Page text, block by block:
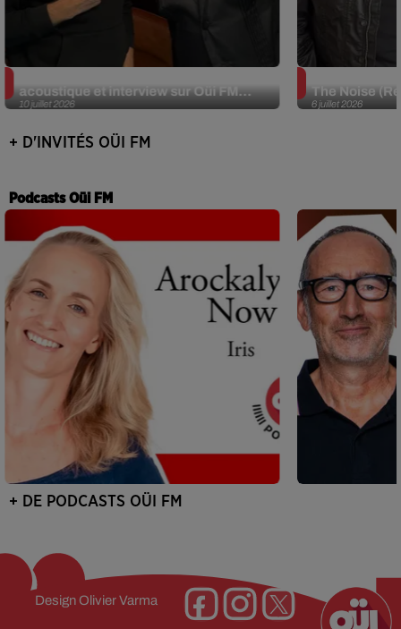
10 juillet 2026
acoustique et interview sur Oüi FM...
6 juillet 2026
The Noise
+ D'INVITÉS OÜI FM
Podcasts Oüi FM
+ DE PODCASTS OÜI FM
Design Olivier Varma